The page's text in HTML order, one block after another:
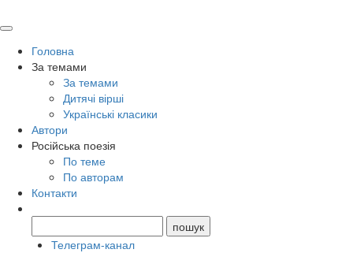
Головна
За темами
За темами
Дитячі вірші
Українські класики
Автори
Російська поезія
По теме
По авторам
Контакти
Телеграм-канал